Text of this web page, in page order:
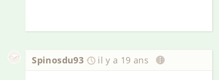
Spinosdu93 il y a 19 ans